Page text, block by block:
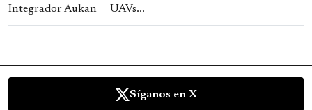
UAVs...
Síganos en X